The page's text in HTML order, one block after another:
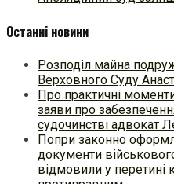
Останні новини
Розподіл майна
Верховного Суду
Про практичні
заяви про
судочинстві адвокат
Попри законно
документи
відмовили у